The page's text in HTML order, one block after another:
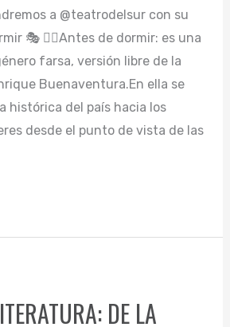
a @teatrodelsur con su
🎭 👉🏻Antes de dormir: es una
farsa, versión libre de la
Buenaventura.En ella se
histórica del país hacia los
desde el punto de vista de las
DE LA